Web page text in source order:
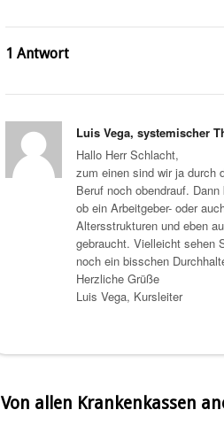
1 Antwort
Luis Vega, systemischer
Hallo Herr Schlacht,
zum einen sind wir ja durch
Beruf noch obendrauf.
ob ein Arbeitgeber- oder
Altersstrukturen und eben
gebraucht. Vielleicht sehen
noch ein bisschen
Herzliche Grüße
Luis Vega, Kursleiter
Von allen Krankenkassen